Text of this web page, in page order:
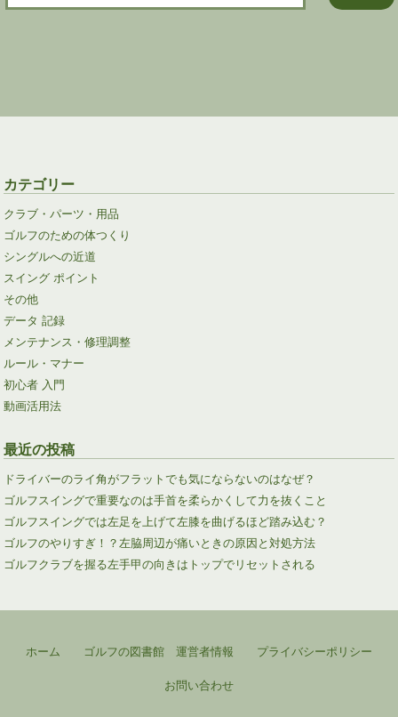
カテゴリー
クラブ・パーツ・用品
ゴルフのための体つくり
シングルへの近道
スイング ポイント
その他
データ 記録
メンテナンス・修理調整
ルール・マナー
初心者 入門
動画活用法
最近の投稿
ドライバーのライ角がフラットでも気にならないのはなぜ？
ゴルフスイングで重要なのは手首を柔らかくして力を抜くこと
ゴルフスイングでは左足を上げて左膝を曲げるほど踏み込む？
ゴルフのやりすぎ！？左脇周辺が痛いときの原因と対処方法
ゴルフクラブを握る左手甲の向きはトップでリセットされる
ホーム ゴルフの図書館 運営者情報
プライバシーポリシー
お問い合わせ